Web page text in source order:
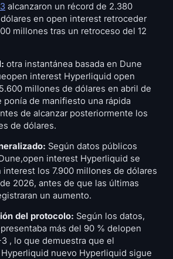
alcanzaron un récord de 2.380
en open interest retroceder
millones tras un retroceso del 12
otra instantánea basada en Dune
interest Hyperliquid open
millones de dólares en abril de
ponía de manifiesto una rápida
de alcanzar posteriormente los
de dólares.
Según datos públicos
interest Hyperliquid se
interest los 7.900 millones de dólares
2026, antes de que las últimas
un aumento.
del protocolo: Según los datos,
más del 90 % delopen
, lo que demuestra que el
nuevo Hyperliquid sigue